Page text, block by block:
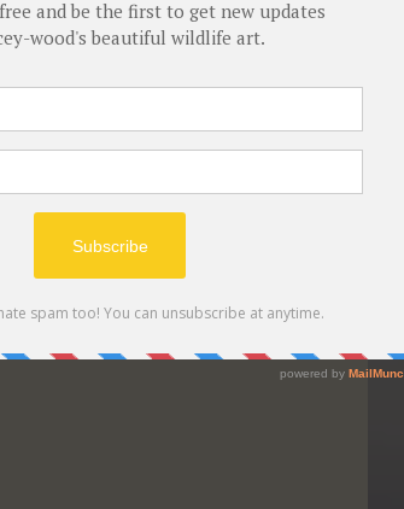
in Sicherheit gebracht werden. Die
für Lungenentzündungen
könnten, wenn sie sich
und Stress, aber hoffen wir,